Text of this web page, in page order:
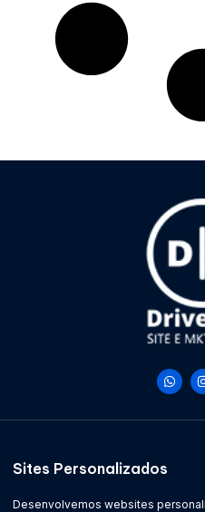
Sites Personalizados
Desenvolvemos websites